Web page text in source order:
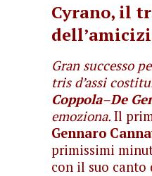
Cyrano, il
Gran successo
tris d’assi
Coppola–De
emoziona.Il
Gennaro
primissimi
con il suo canto